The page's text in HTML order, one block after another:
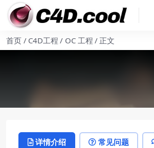
首页 C4D工程 OC 工程 正文
详情介绍 常见问题